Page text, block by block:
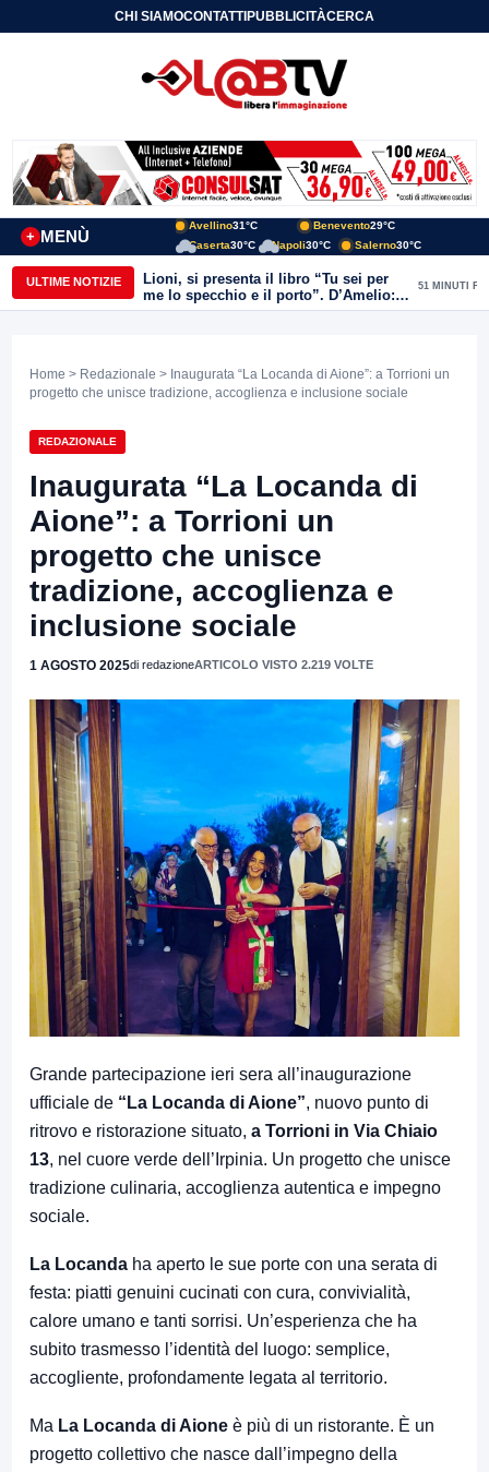
CHI SIAMOCONTATTIPUBBLICITÀCERCA
MENÙ
+
Avellino31°C Benevento29°C
Caserta30°C Napoli30°C Salerno30°C
ULTIME NOTIZIE
Lioni, si presenta il libro “Tu sei per
me lo specchio e il porto”. D’Amelio:
“Gettiamo un seme d’impegno futuro
51 MINUTI FA
Home > Redazionale > Inaugurata “La Locanda di Aione”: a Torrioni un
progetto che unisce tradizione, accoglienza e inclusione sociale
REDAZIONALE
Inaugurata “La Locanda di
Aione”: a Torrioni un
progetto che unisce
tradizione, accoglienza e
inclusione sociale
1 AGOSTO 2025di redazioneARTICOLO VISTO 2.219 VOLTE
Grande partecipazione ieri sera all’inaugurazione
ufficiale de “La Locanda di Aione”, nuovo punto di
ritrovo e ristorazione situato, a Torrioni in Via Chiaio
13, nel cuore verde dell’Irpinia. Un progetto che unisce
tradizione culinaria, accoglienza autentica e impegno
sociale.
La Locanda ha aperto le sue porte con una serata di
festa: piatti genuini cucinati con cura, convivialità,
calore umano e tanti sorrisi. Un’esperienza che ha
subito trasmesso l’identità del luogo: semplice,
accogliente, profondamente legata al territorio.
Ma La Locanda di Aione è più di un ristorante. È un
progetto collettivo che nasce dall’impegno della